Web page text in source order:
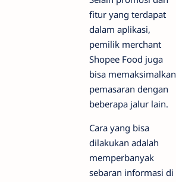
fitur yang terdapat
dalam aplikasi,
pemilik merchant
Shopee Food juga
bisa memaksimalkan
pemasaran dengan
beberapa jalur lain.
Cara yang bisa
dilakukan adalah
memperbanyak
sebaran informasi di